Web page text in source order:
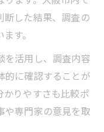
断した結果、調査の
す。
を活用し、調査内容
的に確認することが
かりやすさも比較ポ
や専門家の意見を取